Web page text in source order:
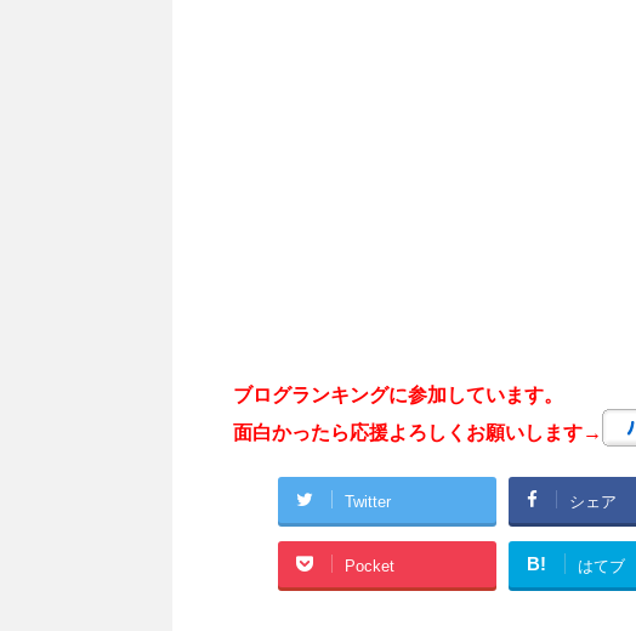
ブログランキングに参加しています。
面白かったら応援よろしくお願いします→
Twitter シェア
Pocket B! はてブ